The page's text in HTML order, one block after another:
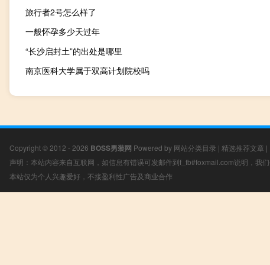
旅行者2号怎么样了
一般怀孕多少天过年
“长沙启封土”的出处是哪里
南京医科大学属于双高计划院校吗
Copyright © 2012 - 2026 BOSS男装网 Powered by 网站分类目录 | 精选推荐文章 |
声明：本站内容来自互联网，如信息有错误可发邮件到f_fb#foxmail.com说明，我
本站仅为个人兴趣爱好，不接盈利性广告及商业合作